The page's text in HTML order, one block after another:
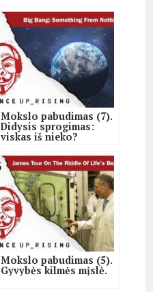
Mokslo pabudimas (7).
Didysis sprogimas:
viskas iš nieko?
Mokslo pabudimas (5).
Gyvybės kilmės mįslė.